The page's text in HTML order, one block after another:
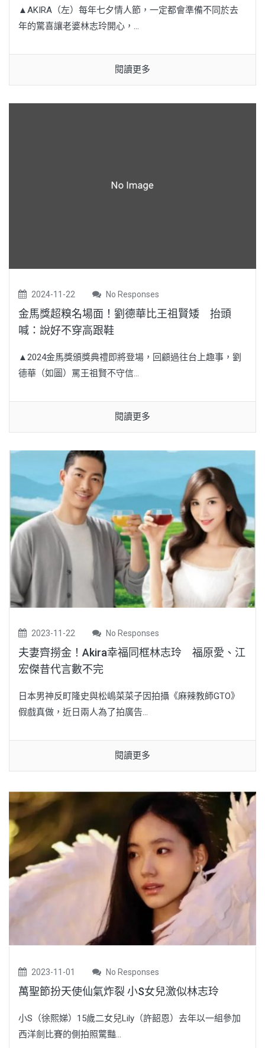
▲AKIRA（左）每年七夕情人節，一定都會準備不同於去
年的驚喜讓老婆林志玲開心，...
閱讀更多
2024-11-22 No Responses
金馬獎超糗名場面！劉德華比王祖賢矮 抬頭
喊：說好不穿高跟鞋
▲2024金馬獎頒獎典禮即將登場，回顧過往台上趣事，劉
德華（如圖）罵王祖賢不守信...
閱讀更多
2023-11-22 No Responses
夫妻齊撈金！Akira幸福同框林志玲 福原愛、江
宏傑昔代言數不完
日本男神反町隆史與松嶋菜菜子因拍攝《麻辣教師GTO》
假戲真做，近日兩人為了拍廣告...
閱讀更多
2023-11-01 No Responses
萬聖節扮天使仙氣炸裂 小S女兒激似林志玲
小S（徐熙娣）15歲二女兒Lily（許韶恩）去年以一組參加
西洋劍比賽的側拍照驚豔...